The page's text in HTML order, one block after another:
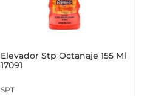
Elevador Stp Octanaje 155 Ml
17091
SPT